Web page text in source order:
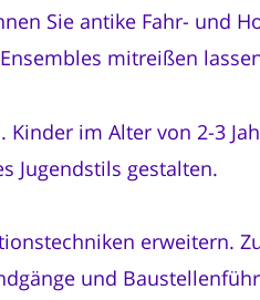
Sie antike Fahr- und
mitreißen
im Alter von 2-3
Jugendstils gestalten.
erweitern.
und